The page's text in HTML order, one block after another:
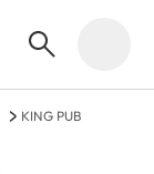
KING PUB